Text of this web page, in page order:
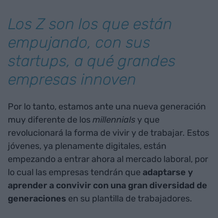
Los Z son los que están
empujando, con sus
startups, a qué grandes
empresas innoven
Por lo tanto, estamos ante una nueva generación
muy diferente de losmillennials y que
revolucionará la forma de vivir y de trabajar. Estos
jóvenes, ya plenamente digitales, están
empezando a entrar ahora al mercado laboral, por
lo cual las empresas tendrán que adaptarse y
aprender a convivir con una gran diversidad de
generaciones en su plantilla de trabajadores.